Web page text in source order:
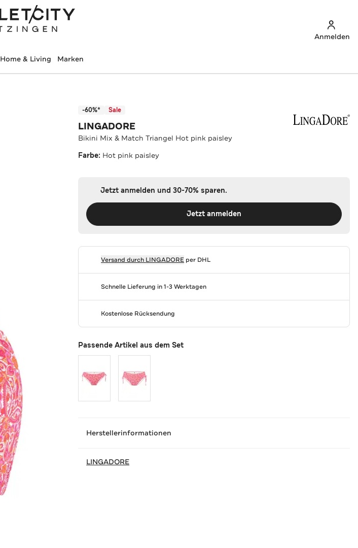
Anmelden
Home & Living Marken
-60%* Sale
LINGADORE
Bikini Mix & Match Triangel Hot pink paisley
Farbe: Hot pink paisley
Jetzt anmelden und 30-70% sparen.
Jetzt anmelden
Versand durch LINGADORE per DHL
Schnelle Lieferung in 1-3 Werktagen
Kostenlose Rücksendung
Passende Artikel aus dem Set
Herstellerinformationen
LINGADORE